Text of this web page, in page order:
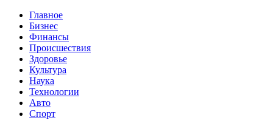
Главное
Бизнес
Финансы
Происшествия
Здоровье
Культура
Наука
Технологии
Авто
Спорт